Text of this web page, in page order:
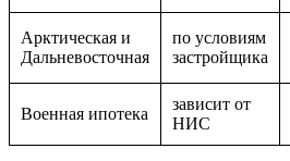
Арктическая и
Дальневосточная
по условиям
застройщика
Военная ипотека
зависит от
НИС